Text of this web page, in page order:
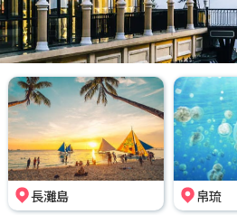
長灘島 帛琉